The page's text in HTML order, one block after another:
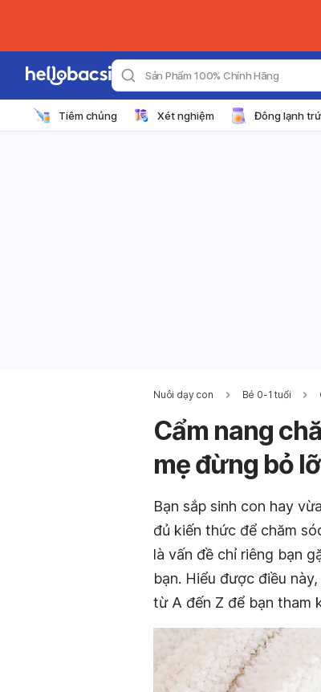
Sản Phẩm 100% Chính Hãng
Tiêm chủng Xét nghiệm Đông lạnh
Nuôi dạy con Bé 0-1 tuổi
Cẩm nang
mẹ đừng bỏ
Bạn sắp sinh con hay
đủ kiến thức để chăm
là vấn đề chỉ riêng bạn
bạn. Hiểu được điều
từ A đến Z để bạn tham